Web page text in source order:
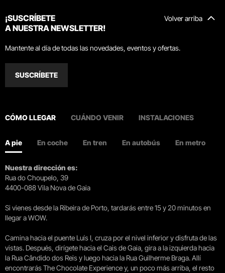
Volver arriba
¡SUSCRÍBETE
A NUESTRA NEWSLETTER!
Mantente al día de todas las novedades, eventos y ofertas.
SUSCRÍBETE
CÓMO LLEGAR CUÁNDO VENIR INSTALACIONES
A pie En coche En tren En autobús En metro
Nuestra dirección es:
Rua do Choupelo, 39
4400-088 Vila Nova de Gaia
Si vienes desde la Ribeira de Porto, tardarás entre 15 y 20 minutos en
llegar a WOW.
Camina hacia el puente Luís I, cruza por el nivel inferior y disfruta de las
vistas. Después, dirígete hacia el Cais de Gaia, gira a la izquierda hacia
la Rua Cândido dos Reis y luego hacia la Rua Guilherme Braga. Allí
encontrarás The Chocolate Experience y, un poco más arriba, el resto